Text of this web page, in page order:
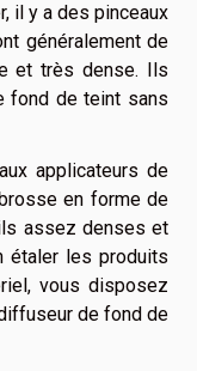
il y a des pinceaux
généralement de
et très dense. Ils
fond de teint sans
applicateurs de
en forme de
assez denses et
étaler les produits
vous disposez
de fond de